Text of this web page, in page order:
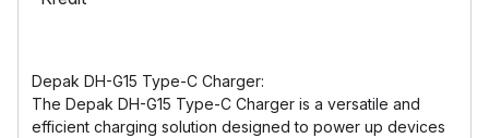
Depak DH-G15 Type-C Charger:
The Depak DH-G15 Type-C Charger is a versatile and
efficient charging solution designed to power up devices